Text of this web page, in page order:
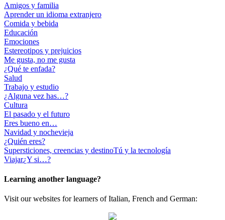
Amigos y familia
Aprender un idioma extranjero
Comida y bebida
Educación
Emociones
Estereotipos y prejuicios
Me gusta, no me gusta
¿Qué te enfada?
Salud
Trabajo y estudio
¿Alguna vez has…?
Cultura
El pasado y el futuro
Eres bueno en…
Navidad y nochevieja
¿Quién eres?
Supersticiones, creencias y destinoTú y la tecnología
Viajar¿Y si…?
Learning another language?
Visit our websites for learners of Italian, French and German: